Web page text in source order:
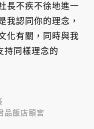
長不疾不徐地進一
我認同你的理念，
化有關，同時與我
持同樣理念的
品飯店頤宮